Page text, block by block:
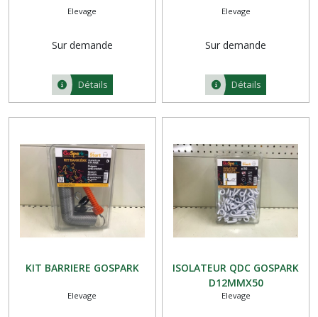
Elevage
Sur demande
Détails
Elevage
Sur demande
Détails
KIT BARRIERE GOSPARK
Elevage
ISOLATEUR QDC GOSPARK
D12MMX50
Elevage